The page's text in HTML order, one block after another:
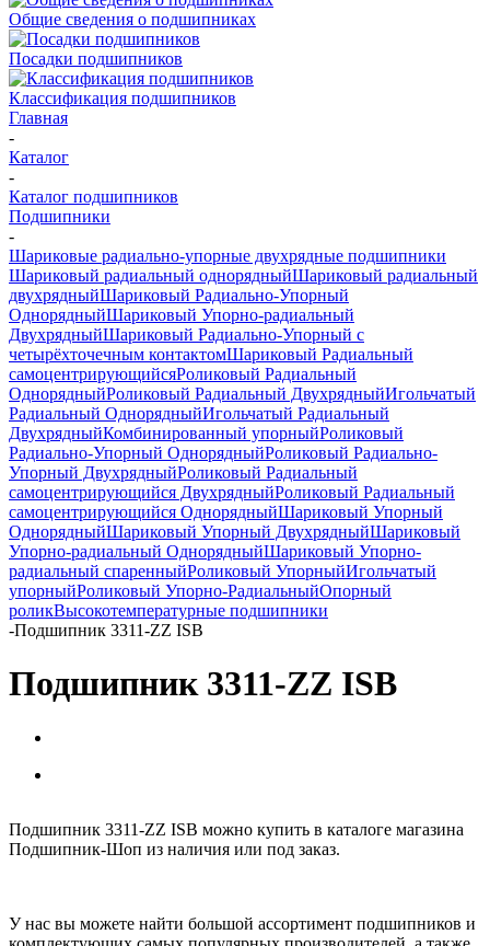
Общие сведения о подшипниках
Посадки подшипников
Классификация подшипников
Главная
-
Каталог
-
Каталог подшипников
Подшипники
-
Шариковые радиально-упорные двухрядные подшипники
Шариковый радиальный однорядныйШариковый радиальный
двухрядныйШариковый Радиально-Упорный
ОднорядныйШариковый Упорно-радиальный
ДвухрядныйШариковый Радиально-Упорный с
четырёхточечным контактомШариковый Радиальный
самоцентрирующийсяРоликовый Радиальный
ОднорядныйРоликовый Радиальный ДвухрядныйИгольчатый
Радиальный ОднорядныйИгольчатый Радиальный
ДвухрядныйКомбинированный упорныйРоликовый
Радиально-Упорный ОднорядныйРоликовый Радиально-
Упорный ДвухрядныйРоликовый Радиальный
самоцентрирующийся ДвухрядныйРоликовый Радиальный
самоцентрирующийся ОднорядныйШариковый Упорный
ОднорядныйШариковый Упорный ДвухрядныйШариковый
Упорно-радиальный ОднорядныйШариковый Упорно-
радиальный спаренныйРоликовый УпорныйИгольчатый
упорныйРоликовый Упорно-РадиальныйОпорный
роликВысокотемпературные подшипники
-Подшипник 3311-ZZ ISB
Подшипник 3311-ZZ ISB
Подшипник 3311-ZZ ISB можно купить в каталоге магазина
Подшипник-Шоп из наличия или под заказ.
У нас вы можете найти большой ассортимент подшипников и